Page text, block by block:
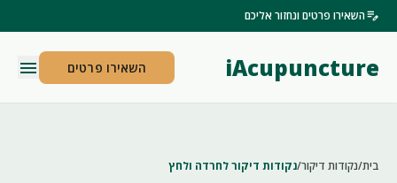
edit_noteהשאירו פרטים ונחזור אליכם
iAcupuncture השאירו פרטים menu
בית/נקודות דיקור/נקודות דיקור לחרדה ולחץ